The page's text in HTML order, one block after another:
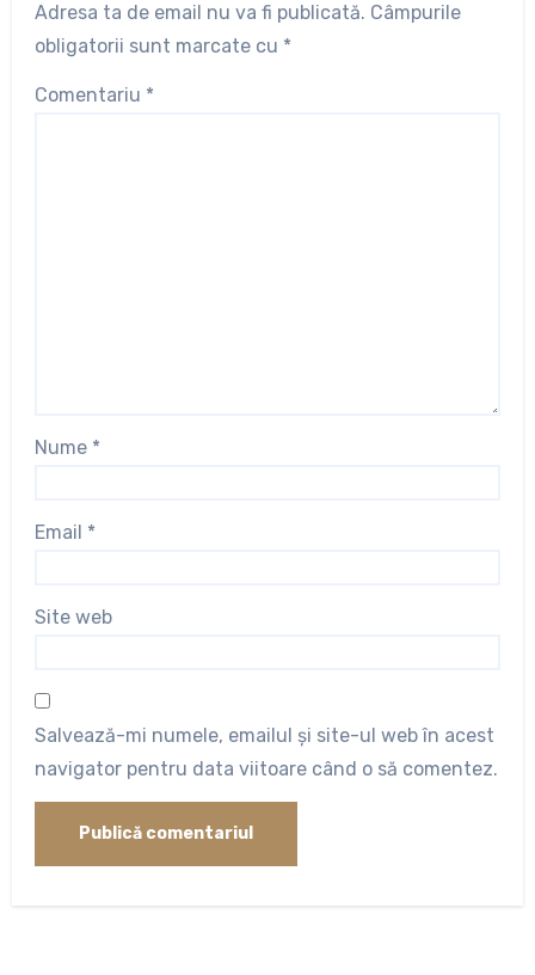
Adresa ta de email nu va fi publicată. Câmpurile
obligatorii sunt marcate cu *
Comentariu *
Nume *
Email *
Site web
Salvează-mi numele, emailul și site-ul web în acest
navigator pentru data viitoare când o să comentez.